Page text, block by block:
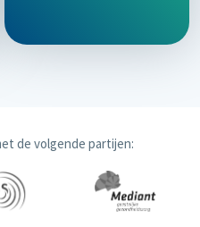
de volgende partijen: